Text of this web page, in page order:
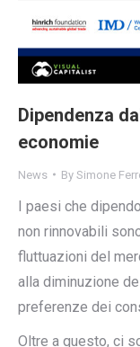
Dipendenza
economie
News By Simone
I paesi che
non rinnovabili
fluttuazioni del
alla diminuzione
preferenze dei
Oltre a questo, ci